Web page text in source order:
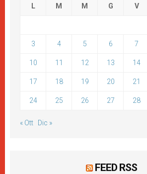
L M M G V
3 4 5 6 7
10 11 12 13 14
17 18 19 20 21
24 25 26 27 28
« Ott Dic »
FEED RSS